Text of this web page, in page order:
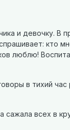
и девочку. В
кто
люблю!
в тихий
сажала всех в